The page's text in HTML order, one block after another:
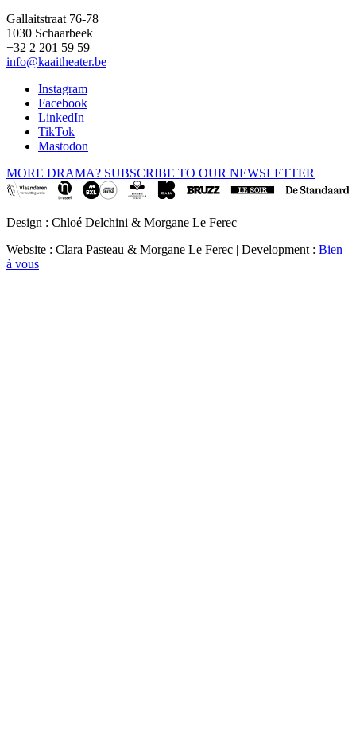
Gallaitstraat 76-78
1030 Schaarbeek
+32 2 201 59 59
info@kaaitheater.be
Instagram
Facebook
LinkedIn
TikTok
Mastodon
MORE DRAMA? SUBSCRIBE TO OUR NEWSLETTER
Design : Chloé Delchini & Morgane Le Ferec
Website : Clara Pasteau & Morgane Le Ferec | Development : Bien
à vous